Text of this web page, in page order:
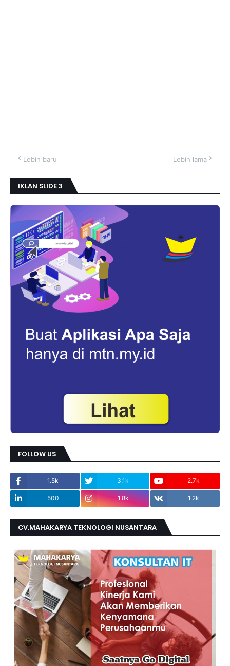
Lebih baru Lebih lama
IKLAN SLIDE 3
FOLLOW US
1.5k 3.1k 2.7k
500 1.8k 1.2k
CV.MAHAKARYA TEKNOLOGI NUSANTARA